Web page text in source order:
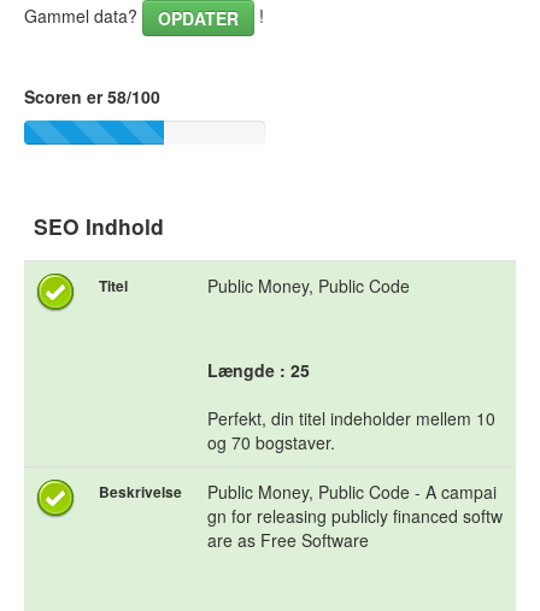
Gammel data? OPDATER !
Scoren er 58/100
SEO Indhold
Titel Public Money, Public Code
Længde : 25
Perfekt, din titel indeholder mellem 10
og 70 bogstaver.
Beskrivelse
Public Money, Public Code - A campai
gn for releasing publicly financed softw
are as Free Software